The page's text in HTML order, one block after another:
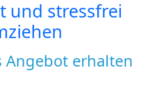
und stressfrei
Angebot erhalten